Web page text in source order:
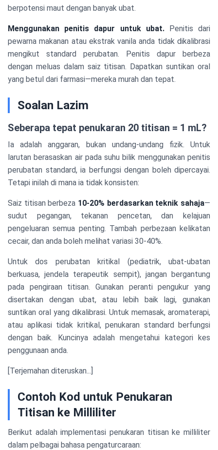
berpotensi maut dengan banyak ubat.
Menggunakan penitis dapur untuk ubat.Penitis dari
pewarna makanan atau ekstrak vanila anda tidak dikalibrasi
mengikut standard perubatan. Penitis dapur berbeza
dengan meluas dalam saiz titisan. Dapatkan suntikan oral
yang betul dari farmasi—mereka murah dan tepat.
Soalan Lazim
Seberapa tepat penukaran 20 titisan = 1 mL?
Ia adalah anggaran, bukan undang-undang fizik. Untuk
larutan berasaskan air pada suhu bilik menggunakan penitis
perubatan standard, ia berfungsi dengan boleh dipercayai.
Tetapi inilah di mana ia tidak konsisten:
Saiz titisan berbeza 10-20% berdasarkan teknik sahaja—
sudut pegangan, tekanan pencetan, dan kelajuan
pengeluaran semua penting. Tambah perbezaan kelikatan
cecair, dan anda boleh melihat variasi 30-40%.
Untuk dos perubatan kritikal (pediatrik, ubat-ubatan
berkuasa, jendela terapeutik sempit), jangan bergantung
pada pengiraan titisan. Gunakan peranti pengukur yang
disertakan dengan ubat, atau lebih baik lagi, gunakan
suntikan oral yang dikalibrasi. Untuk memasak, aromaterapi,
atau aplikasi tidak kritikal, penukaran standard berfungsi
dengan baik. Kuncinya adalah mengetahui kategori kes
penggunaan anda.
[Terjemahan diteruskan...]
Contoh Kod untuk Penukaran
Titisan ke Milliliter
Berikut adalah implementasi penukaran titisan ke milliliter
dalam pelbagai bahasa pengaturcaraan: